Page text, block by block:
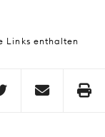
Links enthalten